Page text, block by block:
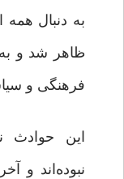
به دنبال
ظاهر شد و به
فرهنگی و
این حوادث
نبوده‌اند و